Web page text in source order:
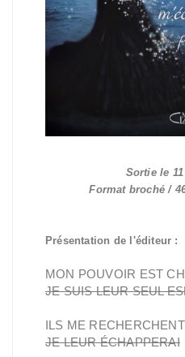
Sortie le
Format broché /
Présentation de l'éditeur :
MON POUVOIR EST
JE SUIS LEUR SEUL
ILS ME RECHERCHENT
JE LEUR ÉCHAPPERAI